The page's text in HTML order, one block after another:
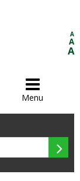
A
A
A

Menu
